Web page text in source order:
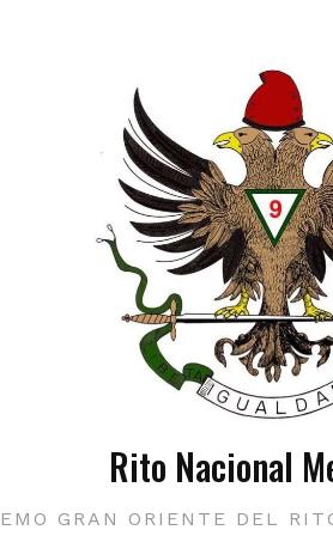
Rito Nacional
GRAN ORIENTE DEL